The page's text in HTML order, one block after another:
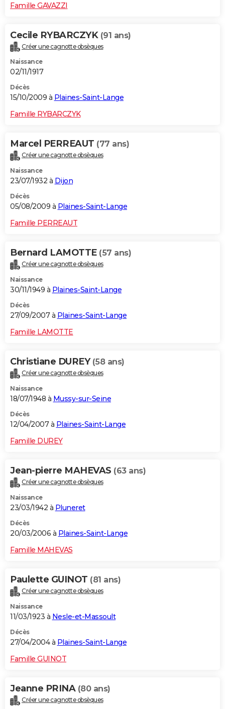
Famille GAVAZZI
Cecile RYBARCZYK (91 ans)
Créer une cagnotte obsèques
Naissance
02/11/1917
Décès
15/10/2009 à Plaines-Saint-Lange
Famille RYBARCZYK
Marcel PERREAUT (77 ans)
Créer une cagnotte obsèques
Naissance
23/07/1932 à Dijon
Décès
05/08/2009 à Plaines-Saint-Lange
Famille PERREAUT
Bernard LAMOTTE (57 ans)
Créer une cagnotte obsèques
Naissance
30/11/1949 à Plaines-Saint-Lange
Décès
27/09/2007 à Plaines-Saint-Lange
Famille LAMOTTE
Christiane DUREY (58 ans)
Créer une cagnotte obsèques
Naissance
18/07/1948 à Mussy-sur-Seine
Décès
12/04/2007 à Plaines-Saint-Lange
Famille DUREY
Jean-pierre MAHEVAS (63 ans)
Créer une cagnotte obsèques
Naissance
23/03/1942 à Pluneret
Décès
20/03/2006 à Plaines-Saint-Lange
Famille MAHEVAS
Paulette GUINOT (81 ans)
Créer une cagnotte obsèques
Naissance
11/03/1923 à Nesle-et-Massoult
Décès
27/04/2004 à Plaines-Saint-Lange
Famille GUINOT
Jeanne PRINA (80 ans)
Créer une cagnotte obsèques